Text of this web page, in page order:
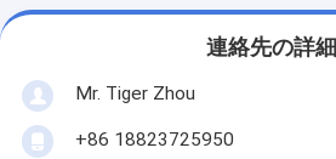
連絡先の詳細
Mr. Tiger Zhou
+86 18823725950